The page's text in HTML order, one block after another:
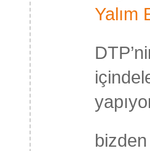
Yalım
bizden